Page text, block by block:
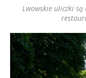
Lwowskie uliczki